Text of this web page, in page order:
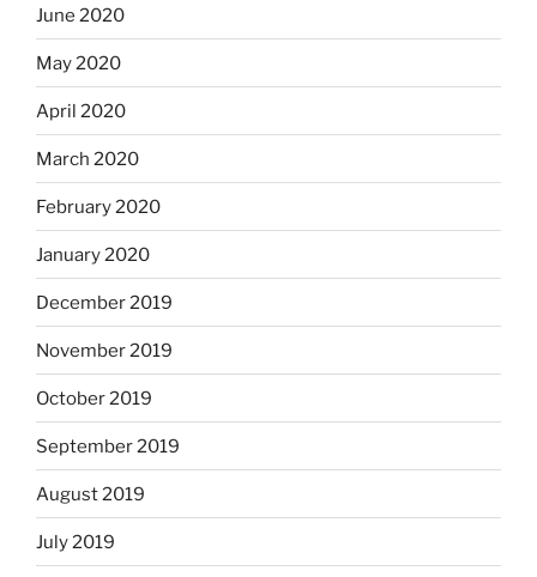
June 2020
May 2020
April 2020
March 2020
February 2020
January 2020
December 2019
November 2019
October 2019
September 2019
August 2019
July 2019